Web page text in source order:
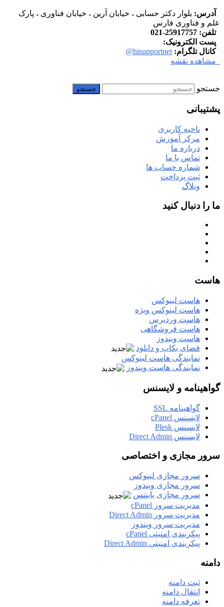
آدرس: بلوار دکتر حسابی ، خیابان آرین ، خیابان فناوری ، پارک
علم و فناوری فارس
تلفن: 25917757-021
پست الکترونیک:
کانال تلگرام: hisupportnet@
مشاهده نقشه
جستجو
پشتیبانی
ناحیه کاربری
مرکز آموزش
درباره ما
تماس با ما
شماره حساب ها
ثبت پرداخت
وبلاگ
ما را دنبال کنید
هاست
هاست لینوکس
هاست لینوکس ویژه
هاست وردپرس
هاست فروشگاهی
هاست ویندوز
فضای بکاپ و دانلود
نمایندگی هاست لینوکس
نمایندگی هاست ویندوز
گواهینامه و لایسنس
گواهینامه SSL
لایسنس cPanel
لایسنس Plesk
لایسنس Direct Admin
سرور مجازی و اختصاصی
سرور مجازی لینوکس
سرور مجازی ویندوز
سرور مجازی بایننس
مدیریت سرور cPanel
مدیریت سرور Direct Admin
مدیریت سرور ویندوز
پیکربندی امنیتی cPanel
پیکربندی امنیتی Direct Admin
دامنه
ثبت دامنه
انتقال دامنه
تعرفه دامنه